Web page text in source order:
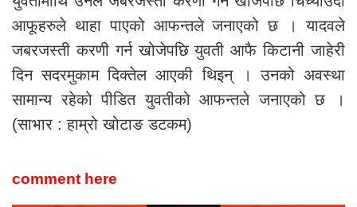
आफूहरुले थाहा पाएको आफन्तले जनाएको छ । यादवले
जबरजस्ती करणी गर्न खोजेपछि युवती आफै किटानी जाहेरी
दिन सदरमुकाम दिक्तेल आएकी थिइन् । उनको अवस्था
सामान्य रहेको पीडित युवतीको आफन्तले जनाएको छ ।
(साभार : हाम्रो खोटाङ डटकम)
comment here